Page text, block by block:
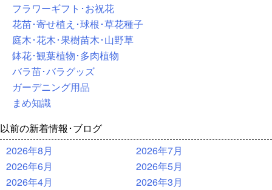
フラワーギフト･お祝花
花苗･寄せ植え･球根･草花種子
庭木･花木･果樹苗木･山野草
鉢花･観葉植物･多肉植物
バラ苗･バラグッズ
ガーデニング用品
まめ知識
以前の新着情報･ブログ
2026年8月
2026年7月
2026年6月
2026年5月
2026年4月
2026年3月